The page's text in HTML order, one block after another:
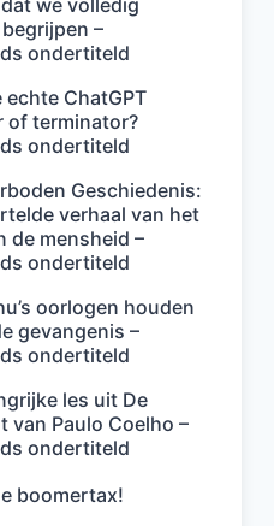
we volledig
–
ondertiteld
echte ChatGPT
of terminator?
ondertiteld
Geschiedenis:
verhaal van het
de mensheid –
ondertiteld
oorlogen houden
gevangenis –
ondertiteld
les uit De
van Paulo Coelho –
ondertiteld
boomertax!